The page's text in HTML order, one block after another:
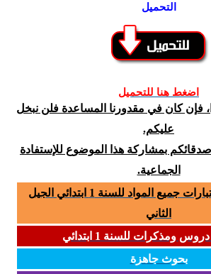
التحميل
اضغط هنا للتحميل
فإن كان في مقدورنا المساعدة فلن نبخل
عليكم.
أصدقائكم بمشاركة هذا الموضوع للإستفادة
الجماعية.
نماذج فروض واختبارات جميع المواد للسنة 1 ابتدائي الجيل
الثاني
ومذكرات للسنة 1 ابتدائي
بحوث جاهزة